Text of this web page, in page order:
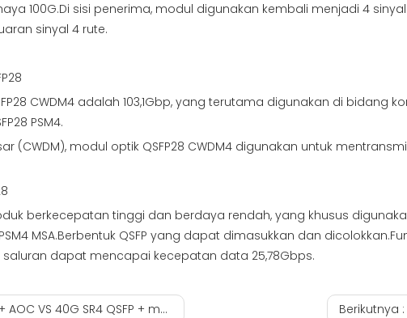
100G.Di sisi penerima, modul digunakan kembali menjadi 4
sinyal 4 rute.
CWDM4 adalah 103,1Gbp, yang terutama digunakan di bidang
PSM4.
modul optik QSFP28 CWDM4 digunakan untuk
berkecepatan tinggi dan berdaya rendah, yang khusus
MSA.Berbentuk QSFP yang dapat dimasukkan dan
dapat mencapai kecepatan data 25,78Gbps.
VS 40G SR4 QSFP + modul optik Berikutnya :